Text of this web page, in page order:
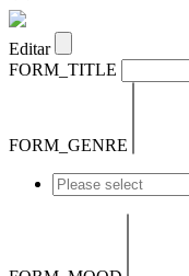
Editar
FORM_TITLE
FORM_GENRE